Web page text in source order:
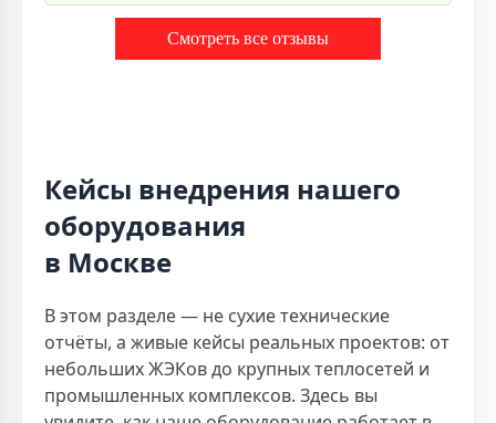
Смотреть все отзывы
Кейсы внедрения нашего
оборудования
в Москве
В этом разделе — не сухие технические
отчёты, а живые кейсы реальных проектов: от
небольших ЖЭКов до крупных теплосетей и
промышленных комплексов. Здесь вы